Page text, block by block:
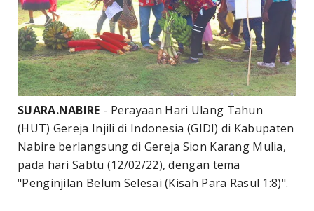
SUARA.NABIRE - Perayaan Hari Ulang Tahun
(HUT) Gereja Injili di Indonesia (GIDI) di Kabupaten
Nabire berlangsung di Gereja Sion Karang Mulia,
pada hari Sabtu (12/02/22), dengan tema
"Penginjilan Belum Selesai (Kisah Para Rasul 1:8)".